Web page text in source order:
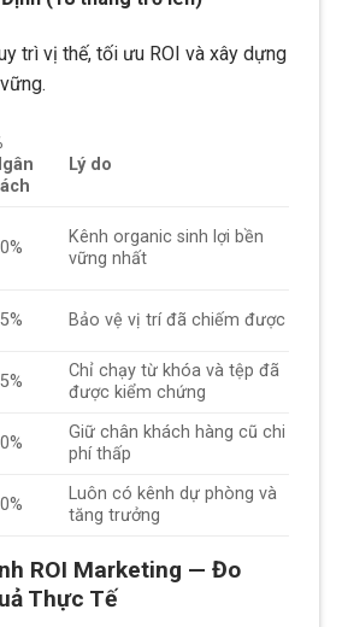
trì vị thế, tối ưu ROI và xây dựng
Lý do
Kênh organic sinh lợi bền
vững nhất
Bảo vệ vị trí đã chiếm được
Chỉ chạy từ khóa và tệp đã
được kiểm chứng
Giữ chân khách hàng cũ chi
phí thấp
Luôn có kênh dự phòng và
tăng trưởng
ROI Marketing — Đo
Thực Tế